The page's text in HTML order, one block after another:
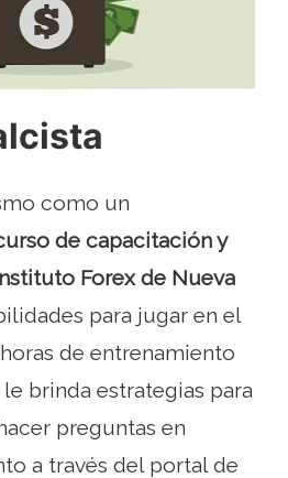
como un
de capacitación y
Forex de Nueva
para jugar en el
de entrenamiento
brinda estrategias para
preguntas en
a través del portal de